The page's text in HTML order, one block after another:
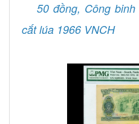
50 đồng, Công
cắt lúa 1966 VNCH